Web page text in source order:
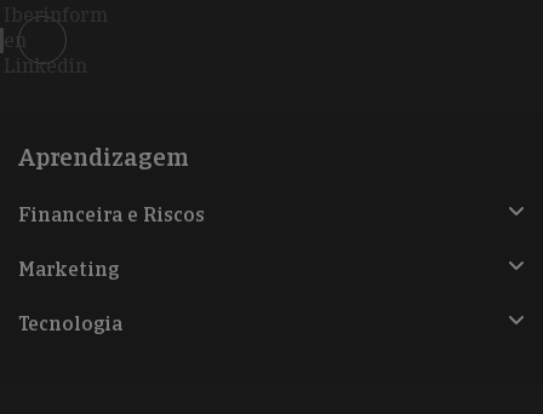
Iberinform
en
Linkedin
Aprendizagem
Financeira e Riscos
Marketing
Tecnologia